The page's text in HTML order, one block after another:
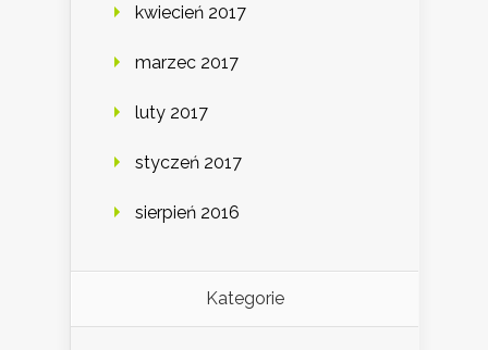
kwiecień 2017
marzec 2017
luty 2017
styczeń 2017
sierpień 2016
Kategorie